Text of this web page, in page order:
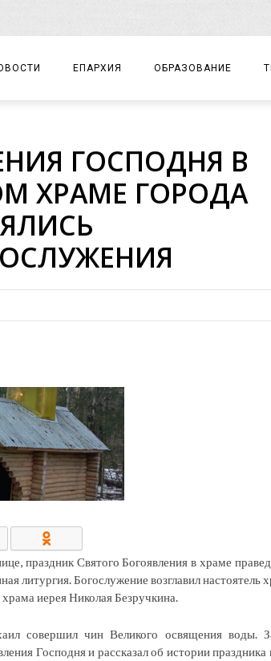
ЕПАРХИЯ
ЕПАРХИАЛЬНОЕ УПРАВЛЕНИЕ
ДОКУМЕНТЫ
ЕПАРХИАЛЬНЫЕ ОТДЕЛЫ
ДУХОВЕНСТВО
БЛАГОЧИНИЯ
ХРАМЫ И МОНАСТЫРИ
КОНТАКТЫ/РЕКВИЗИТЫ
ОБРАЗОВАНИЕ
ЦЕНТР «ВОЗРОЖДЕНИЕ»
ДЕТСКИЙ ТУРИЗМ
ГОСПОДНЯ В
ХРАМЕ ГОРОДА
праздник Святого Богоявления в храме
литургия. Богослужение возглавил настоятель
иерея Николая Безручкина.
совершил чин Великого освящения воды.
Господня и рассказал об истории праздника